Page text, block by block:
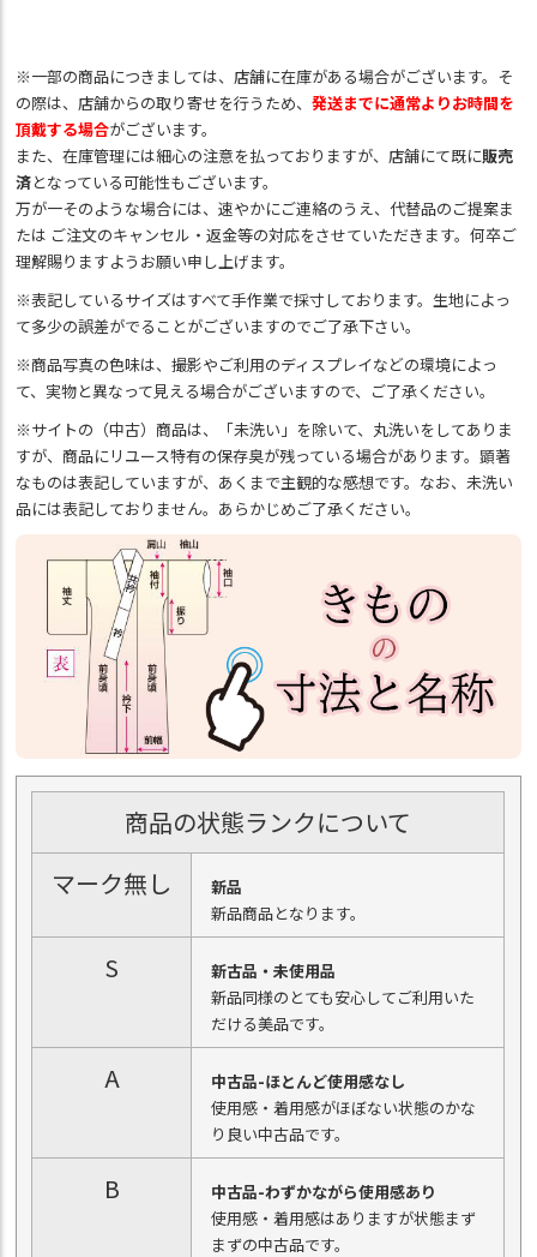
※一部の商品につきましては、店舗に在庫がある場合がございます。そ
の際は、店舗からの取り寄せを行うため、発送までに通常よりお時間を
頂戴する場合がございます。
また、在庫管理には細心の注意を払っておりますが、店舗にて既に販売
済となっている可能性もございます。
万が一そのような場合には、速やかにご連絡のうえ、代替品のご提案ま
たは ご注文のキャンセル・返金等の対応をさせていただきます。何卒ご
理解賜りますようお願い申し上げます。
※表記しているサイズはすべて手作業で採寸しております。生地によっ
て多少の誤差がでることがございますのでご了承下さい。
※商品写真の色味は、撮影やご利用のディスプレイなどの環境によっ
て、実物と異なって見える場合がございますので、ご了承ください。
※サイトの（中古）商品は、「未洗い」を除いて、丸洗いをしてありま
すが、商品にリユース特有の保存臭が残っている場合があります。顕著
なものは表記していますが、あくまで主観的な感想です。なお、未洗い
品には表記しておりません。あらかじめご了承ください。
商品の状態ランクについて
マーク無し
新品
新品商品となります。
S
新古品・未使用品
新品同様のとても安心してご利用いた
だける美品です。
A
中古品-ほとんど使用感なし
使用感・着用感がほぼない状態のかな
り良い中古品です。
B
中古品-わずかながら使用感あり
使用感・着用感はありますが状態まず
まずの中古品です。